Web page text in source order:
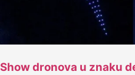
Show dronova u znaku